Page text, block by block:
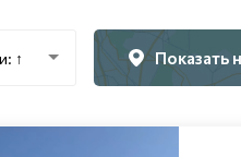
↑ Показать